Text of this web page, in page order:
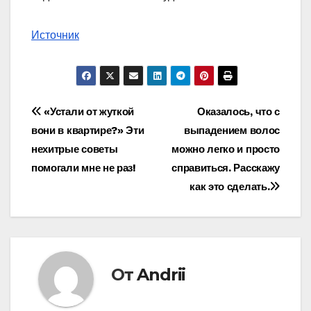
Источник
Навигация
по
записям
Оказалось, что с
выпадением волос
можно легко и просто
справиться. Расскажу
как это сделать.
«Устали от жуткой
вони в квартире?» Эти
нехитрые советы
помогали мне не раз!
ОтAndrii